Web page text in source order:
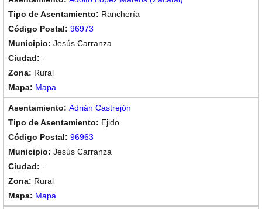
Ranchería
96973
Jesús Carranza
-
Rural
Mapa
Adrián Castrejón
Ejido
96963
Jesús Carranza
-
Rural
Mapa